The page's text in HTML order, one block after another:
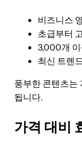
비즈니스
초급부터
3,000개 이
최신 트렌
풍부한 콘텐츠는
됩니다.
가격 대비